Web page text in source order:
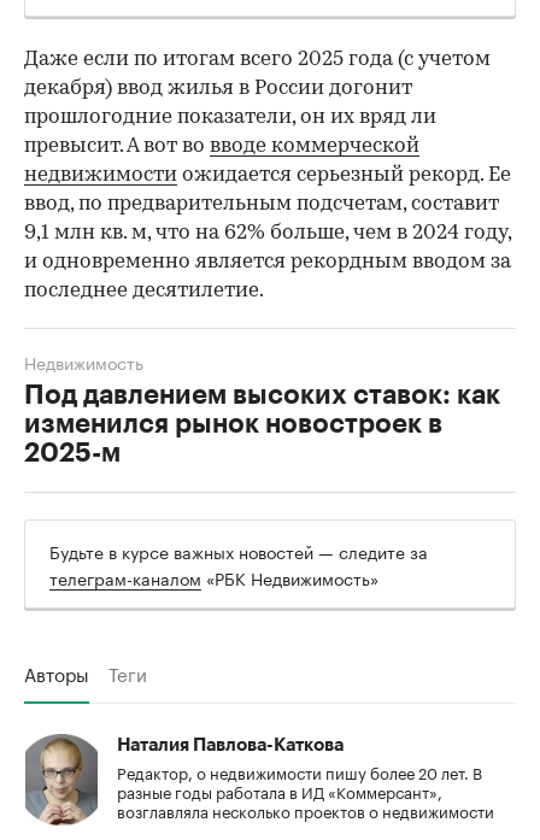
Даже если по итогам всего 2025 года (с учетом
декабря) ввод жилья в России догонит
прошлогодние показатели, он их вряд ли
превысит. А вот во вводе коммерческой
недвижимости ожидается серьезный рекорд. Ее
ввод, по предварительным подсчетам, составит
9,1 млн кв. м, что на 62% больше, чем в 2024 году,
и одновременно является рекордным вводом за
последнее десятилетие.
Под давлением высоких ставок: как
изменился рынок новостроек в
2025-м
Недвижимость
Будьте в курсе важных новостей — следите за
телеграм-каналом «РБК Недвижимость»
Авторы Теги
Наталия Павлова-Каткова
Редактор, о недвижимости пишу более 20 лет. В
разные годы работала в ИД «Коммерсант»,
возглавляла несколько проектов о недвижимости